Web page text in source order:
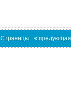
Страницы « предующая